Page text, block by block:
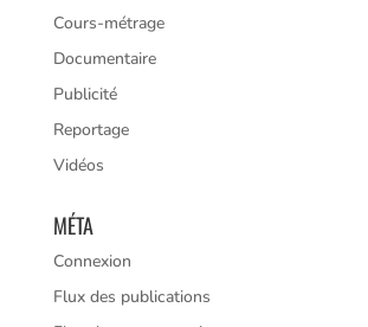
Cours-métrage
Documentaire
Publicité
Reportage
Vidéos
MÉTA
Connexion
Flux des publications